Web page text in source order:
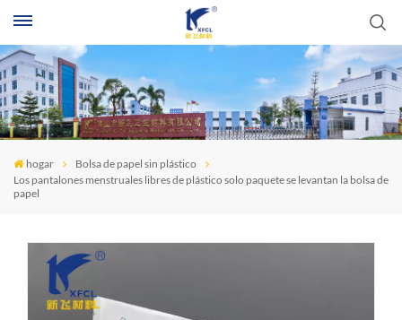
hogar
Bolsa de papel sin plástico
Los pantalones menstruales libres de plástico solo paquete se levantan la bolsa de
papel